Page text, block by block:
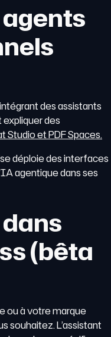
des assistants
des
Studio et PDF Spaces.
déploie des interfaces
agentique dans ses
(bêta
ou à votre marque
souhaitez. L’assistant